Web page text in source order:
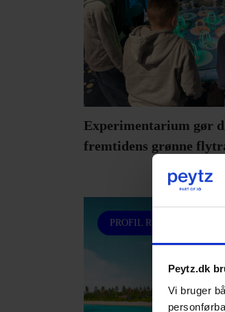
Peytz.dk
Vi bruger
Experimentarium gør
fremtidens grønne
PROFIL REJSER